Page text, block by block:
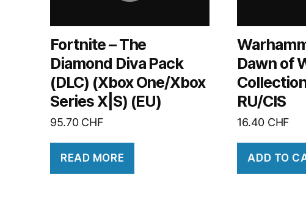
Fortnite – The
Diamond Diva Pack
(DLC) (Xbox One/Xbox
Series X|S) (EU)
95.70 CHF
READ MORE
Dawn of
RU/CIS
16.40 CHF
ADD TO